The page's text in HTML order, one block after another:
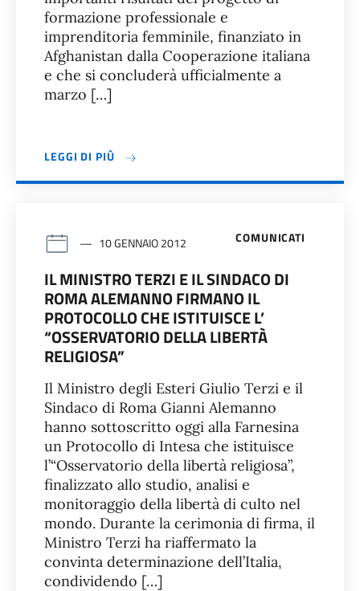
formazione professionale e
imprenditoria femminile, finanziato in
Afghanistan dalla Cooperazione italiana
e che si concluderà ufficialmente a
marzo […]
LEGGI DI PIÙ
COMUNICATI
10 GENNAIO 2012
IL MINISTRO TERZI E IL SINDACO DI
ROMA ALEMANNO FIRMANO IL
PROTOCOLLO CHE ISTITUISCE L’
“OSSERVATORIO DELLA LIBERTÀ
RELIGIOSA”
Il Ministro degli Esteri Giulio Terzi e il
Sindaco di Roma Gianni Alemanno
hanno sottoscritto oggi alla Farnesina
un Protocollo di Intesa che istituisce
l’“Osservatorio della libertà religiosa”,
finalizzato allo studio, analisi e
monitoraggio della libertà di culto nel
mondo. Durante la cerimonia di firma, il
Ministro Terzi ha riaffermato la
convinta determinazione dell’Italia,
condividendo […]